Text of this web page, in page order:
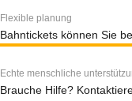
Flexible planung
Bahntickets können Sie
Echte menschliche
Brauche Hilfe?